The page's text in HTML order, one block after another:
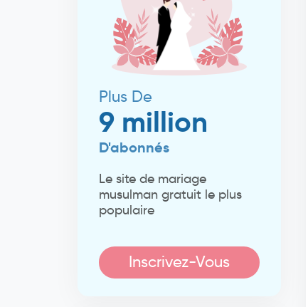
Plus De
9 million
D'abonnés
Le site de mariage
musulman gratuit le plus
populaire
Inscrivez-Vous